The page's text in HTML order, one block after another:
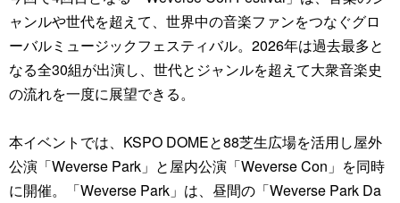
ャンルや世代を超えて、世界中の音楽ファンをつなぐグロ
ーバルミュージックフェスティバル。2026年は過去最多と
なる全30組が出演し、世代とジャンルを超えて大衆音楽史
の流れを一度に展望できる。
本イベントでは、KSPO DOMEと88芝生広場を活用し屋外
公演「Weverse Park」と屋内公演「Weverse Con」を同時
に開催。「Weverse Park」は、昼間の「Weverse Park Da